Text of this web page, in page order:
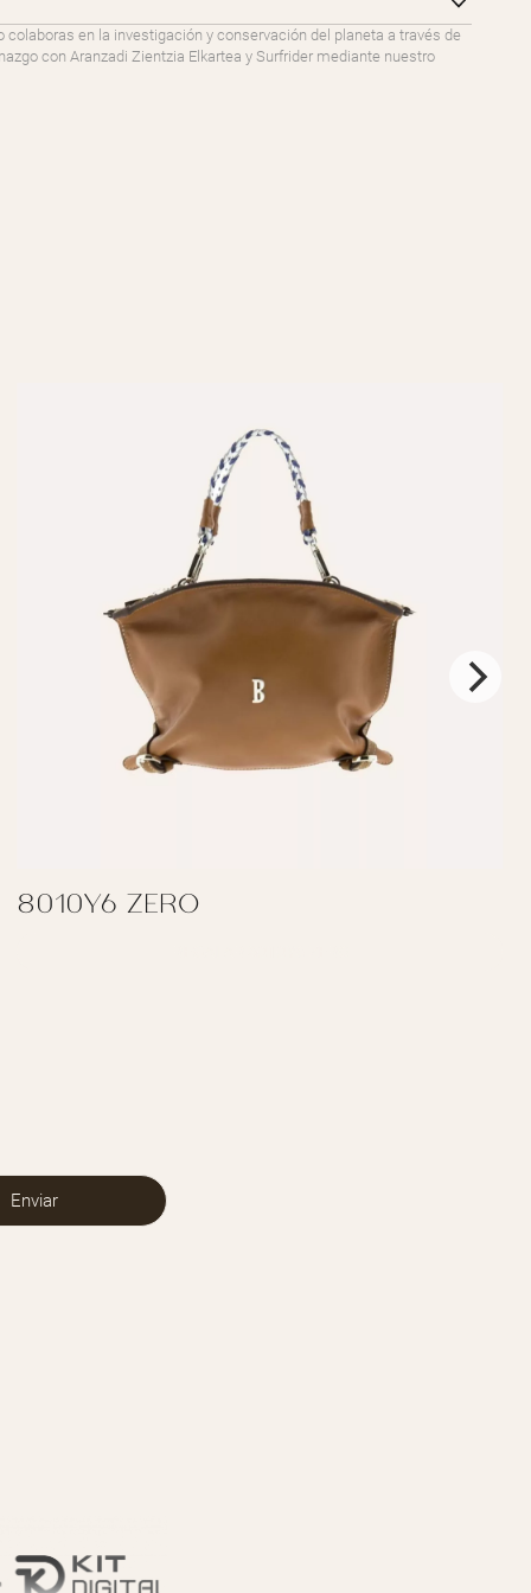
en la investigación y conservación del planeta a través de
con Aranzadi Zientzia Elkartea y Surfrider mediante nuestro
8010Y6 ZERO